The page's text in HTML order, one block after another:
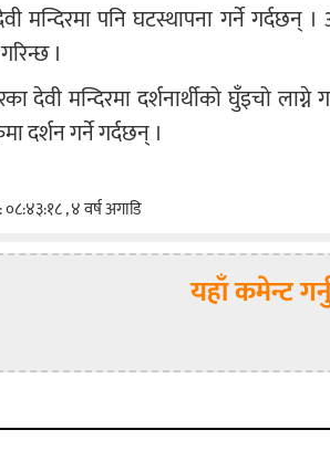
मन्दिरमा पनि घटस्थापना गर्ने गर्दछन्
।
मन्दिरमा दर्शनार्थीको घुँइचो लाग्ने
दर्शन गर्ने गर्दछन् ।
, ४ वर्ष अगाडि
यहाँ कमेन्ट